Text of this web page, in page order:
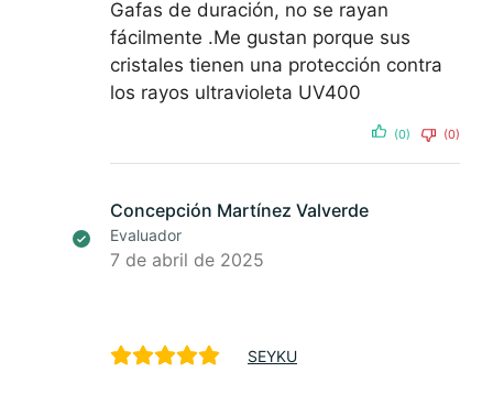
Gafas de duración, no se rayan
fácilmente .Me gustan porque sus
cristales tienen una protección contra
los rayos ultravioleta UV400
(0) (0)
Concepción Martínez Valverde
Evaluador
7 de abril de 2025
SEYKU